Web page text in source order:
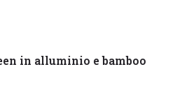
tutto
in alluminio e bamboo